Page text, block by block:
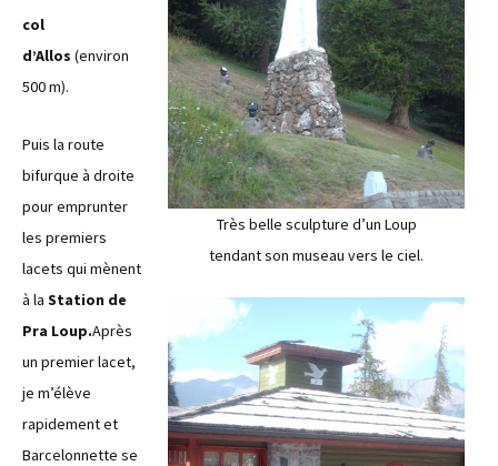
col
d’Allos (environ
500 m).
Puis la route
bifurque à droite
pour emprunter
les premiers
lacets qui mènent
à la Station de
Pra Loup.Après
un premier lacet,
je m’élève
rapidement et
Barcelonnette se
Très belle sculpture d’un Loup
tendant son museau vers le ciel.